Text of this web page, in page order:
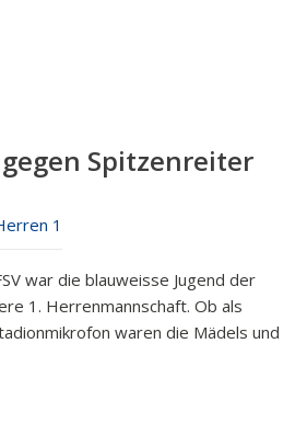
Spitzenreiter
1
war die blauweisse Jugend der
1. Herrenmannschaft. Ob als
waren die Mädels und